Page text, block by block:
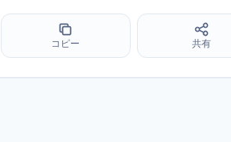
コピー 共有